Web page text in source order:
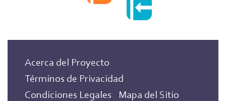
Acerca del Proyecto
Términos de Privacidad
Condiciones Legales
Mapa del Sitio